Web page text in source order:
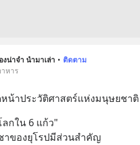
น่าจำ นำมาเล่า • ติดตาม
หาร
น้าประวัติศาสตร์แห่งมนุษยชาติ
กใน 6 แก้ว"
าของยุโรปมีส่วนสำคัญ